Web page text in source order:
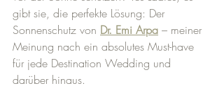
gibt sie, die perfekte Lösung: Der
Sonnenschutz von Dr. Emi Arpa – meiner
Meinung nach ein absolutes Must-have
für jede Destination Wedding und
darüber hinaus.